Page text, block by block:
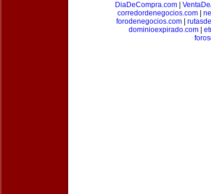
DiaDeCompra.com|
corredordenegocios.com
forodenegocios.com|
dominioexpirado.com|